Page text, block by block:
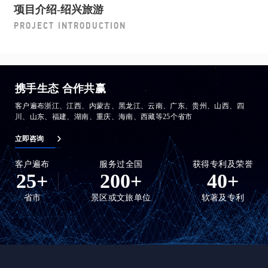
项目介绍-绍兴旅游
PROJECT INTRODUCTION
携手生态 合作共赢
客户遍布浙江、江西、内蒙古、黑龙江、云南、广东、贵州、山西、四
川、山东、福建、湖南、重庆、海南、西藏等25个省市
立即咨询
客户遍布
25+
省市
服务过全国
200+
景区或文旅单位
获得专利及荣誉
40+
软著及专利